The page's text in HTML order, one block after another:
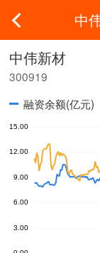
中
中伟新材
300919
融资余额(亿元)